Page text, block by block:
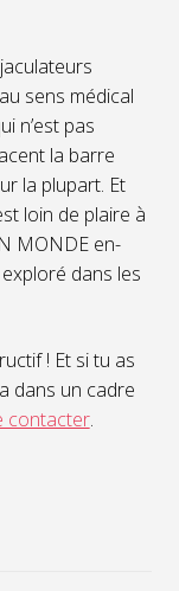
sens médical
n’est pas
la barre
la plupart. Et
loin de plaire à
MONDE en-
dans les
! Et si tu as
dans un cadre
contacter.